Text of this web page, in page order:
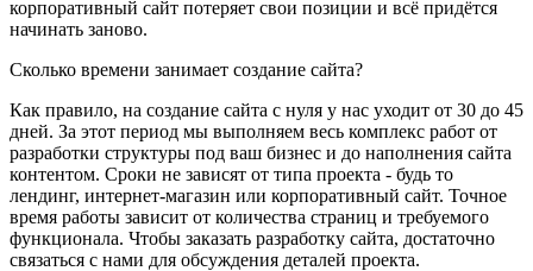
корпоративный сайт потеряет свои позиции и всё придётся
начинать заново.
Сколько времени занимает создание сайта?
Как правило, на создание сайта с нуля у нас уходит от 30 до 45
дней. За этот период мы выполняем весь комплекс работ от
разработки структуры под ваш бизнес и до наполнения сайта
контентом. Сроки не зависят от типа проекта - будь то
лендинг, интернет-магазин или корпоративный сайт. Точное
время работы зависит от количества страниц и требуемого
функционала. Чтобы заказать разработку сайта, достаточно
связаться с нами для обсуждения деталей проекта.